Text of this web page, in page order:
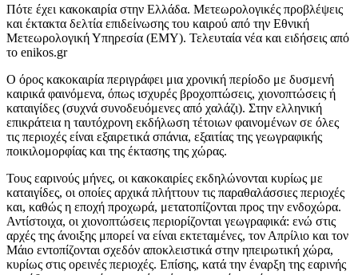
Πότε έχει κακοκαιρία στην Ελλάδα. Μετεωρολογικές προβλέψεις
και έκτακτα δελτία επιδείνωσης του καιρού από την Εθνική
Μετεωρολογική Υπηρεσία (ΕΜΥ). Τελευταία νέα και ειδήσεις από
το enikos.gr
Ο όρος κακοκαιρία περιγράφει μια χρονική περίοδο με δυσμενή
καιρικά φαινόμενα, όπως ισχυρές βροχοπτώσεις, χιονοπτώσεις ή
καταιγίδες (συχνά συνοδευόμενες από χαλάζι). Στην ελληνική
επικράτεια η ταυτόχρονη εκδήλωση τέτοιων φαινομένων σε όλες
τις περιοχές είναι εξαιρετικά σπάνια, εξαιτίας της γεωγραφικής
ποικιλομορφίας και της έκτασης της χώρας.
Τους εαρινούς μήνες, οι κακοκαιρίες εκδηλώνονται κυρίως με
καταιγίδες, οι οποίες αρχικά πλήττουν τις παραθαλάσσιες περιοχές
και, καθώς η εποχή προχωρά, μετατοπίζονται προς την ενδοχώρα.
Αντίστοιχα, οι χιονοπτώσεις περιορίζονται γεωγραφικά: ενώ στις
αρχές της άνοιξης μπορεί να είναι εκτεταμένες, τον Απρίλιο και τον
Μάιο εντοπίζονται σχεδόν αποκλειστικά στην ηπειρωτική χώρα,
κυρίως στις ορεινές περιοχές. Επίσης, κατά την έναρξη της εαρινής